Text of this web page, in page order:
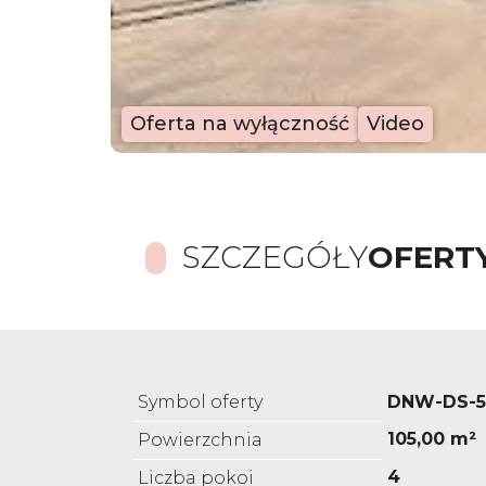
Oferta na wyłączność Video
SZCZEGÓŁY
Symbol oferty
DNW-DS-
Powierzchnia
105,00 m²
Liczba pokoi
4